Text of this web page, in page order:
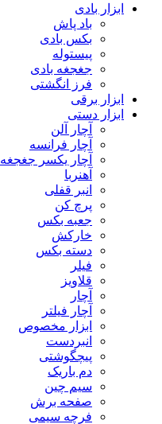
ابزار بادی
باد پاش
بکس بادی
پیستوله
جغجغه بادی
فرز انگشتی
ابزار برقی
ابزار دستی
آچار آلن
آچار فرانسه
آچار یکسر جغجغه
آهنربا
انبر قفلی
پرچ کن
جعبه بکس
خارکش
دسته بکس
فیلر
قلاویز
آچار
آچار فیلتر
ابزار مخصوص
انبردست
پیچگوشتی
دم باریک
سیم چین
صفحه برش
فرچه سیمی